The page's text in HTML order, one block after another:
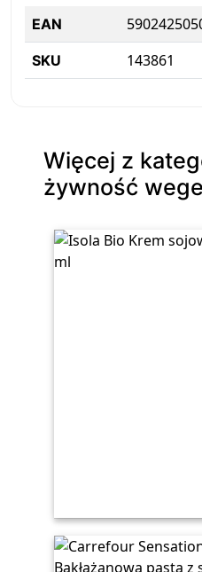
EAN
SKU 143861
Więcej z
żywność